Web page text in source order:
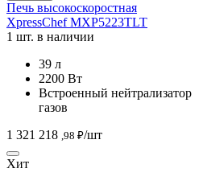
Печь высокоскоростная
XpressChef MXP5223TLT
1 шт. в наличии
39 л
2200 Вт
Встроенный нейтрализатор
газов
1 321 218 ,98 ₽/шт
Хит